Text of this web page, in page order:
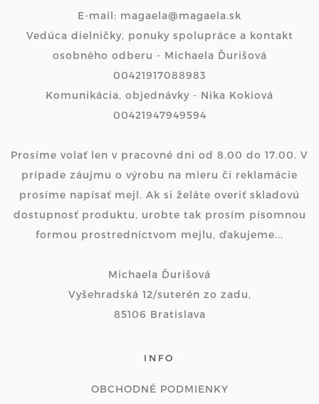
E-mail: magaela@magaela.sk
Vedúca dielničky, ponuky spolupráce a kontakt
osobného odberu - Michaela Ďurišová
00421917088983
Komunikácia, objednávky - Nika Kokiová
00421947949594
Prosíme volať len v pracovné dni od 8.00 do 17.00. V
prípade záujmu o výrobu na mieru či reklamácie
prosíme napísať mejl. Ak si želáte overiť skladovú
dostupnosť produktu, urobte tak prosím písomnou
formou prostredníctvom mejlu, ďakujeme...
Michaela Ďurišová
Vyšehradská 12/suterén zo zadu,
85106 Bratislava
INFO
OBCHODNÉ PODMIENKY